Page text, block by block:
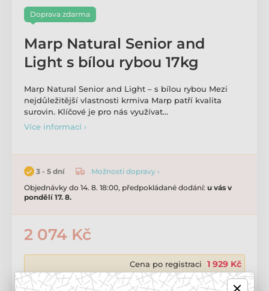
Doprava zdarma
Marp Natural Senior and
Light s bílou rybou 17kg
Marp Natural Senior and Light – s bílou rybou Mezi
nejdůležitější vlastnosti krmiva Marp patří kvalita
surovin. Klíčové je pro nás využívat…
Více informací ›
3 - 5 dní
Možnosti dopravy ›
Objednávky do 14. 8. 18:00, předpokládané dodání: u vás v
pondělí 17. 8.
2 074 Kč
Cena po registraci 1 929 Kč
🔓 Jak se stát členem smečky